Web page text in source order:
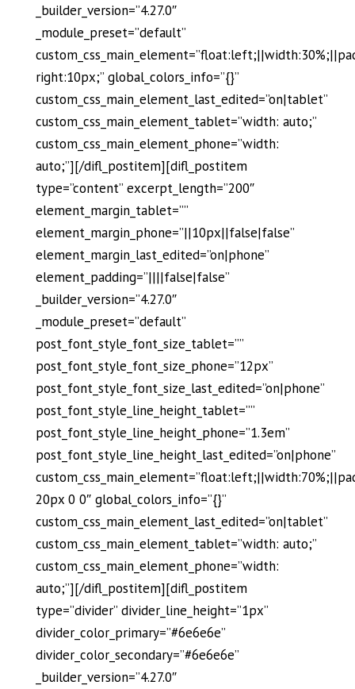
_builder_version=”4.27.0″
_module_preset=”default”
right:10px;” global_colors_info=”{}”
custom_css_main_element_last_edited=”on|tablet”
custom_css_main_element_tablet=”width: auto;”
custom_css_main_element_phone=”width:
auto;”][/difl_postitem][difl_postitem
type=”content” excerpt_length=”200″
element_margin_tablet=””
element_margin_phone=”||10px||false|false”
element_margin_last_edited=”on|phone”
element_padding=”||||false|false”
_builder_version=”4.27.0″
_module_preset=”default”
post_font_style_font_size_tablet=””
post_font_style_font_size_phone=”12px”
post_font_style_font_size_last_edited=”on|phone”
post_font_style_line_height_tablet=””
post_font_style_line_height_phone=”1.3em”
post_font_style_line_height_last_edited=”on|phone”
20px 0 0″ global_colors_info=”{}”
custom_css_main_element_last_edited=”on|tablet”
custom_css_main_element_tablet=”width: auto;”
custom_css_main_element_phone=”width:
auto;”][/difl_postitem][difl_postitem
type=”divider” divider_line_height=”1px”
divider_color_primary=”#6e6e6e”
divider_color_secondary=”#6e6e6e”
_builder_version=”4.27.0″